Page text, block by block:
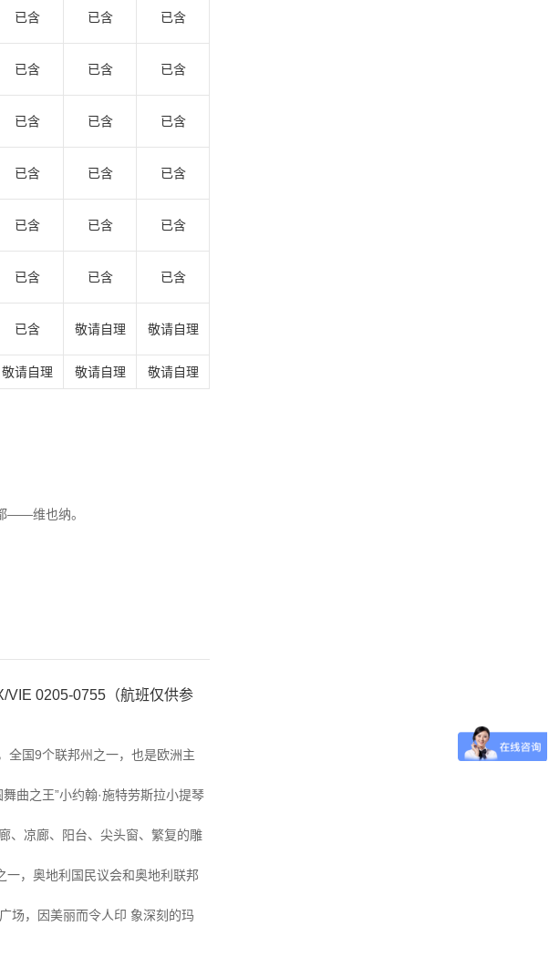
已含 已含 已含
已含 已含 已含
已含 已含 已含
已含 已含 已含
已含 已含 已含
已含 已含 已含
已含 敬请自理 敬请自理
敬请自理 敬请自理 敬请自理
——维也纳。
VIE 0205-0755（航班仅供参
全国9个联邦州之一，也是欧洲主
曲之王”小约翰·施特劳斯拉小提琴
、凉廊、阳台、尖头窗、繁复的雕
一，奥地利国民议会和奥地利联邦
场，因美丽而令人印 象深刻的玛